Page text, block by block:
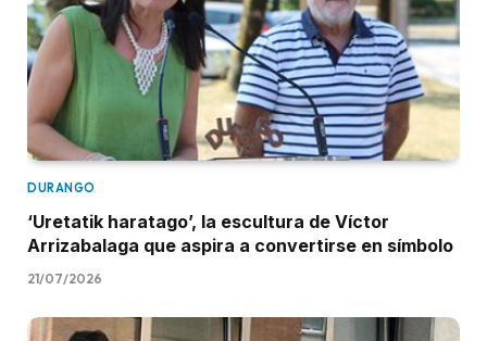
DURANGO
‘Uretatik haratago’, la escultura de Víctor
Arrizabalaga que aspira a convertirse en símbolo
21/07/2026